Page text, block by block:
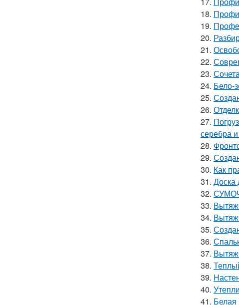
18.
19.
20.
21.
22.
23.
24. Бело-
25.
26.
27.
серебра
28.
29.
30. Как
31. Доска
32.
33.
34.
35.
36.
37.
38.
39.
40.
41. Белая